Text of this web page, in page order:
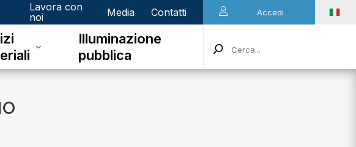
Lavora con
noi
Media Contatti Accedi
Illuminazione
pubblica